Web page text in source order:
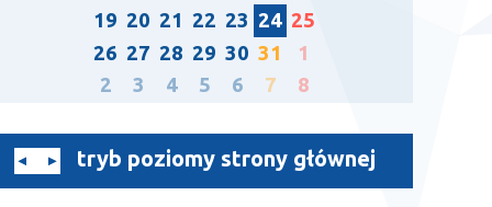
19 20 21 22 23 24 25
26 27 28 29 30 31
1
2
3 4 5 6 7 8
tryb poziomy strony głównej